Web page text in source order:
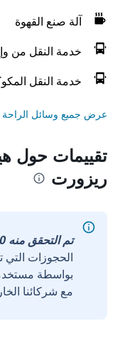
آلة صنع القهوة
خدمة النقل من
خدمة النقل
عرض جميع وسائل الراحة
تقييمات حول
ريزورت
تم التحقق منه 100%
الحجوزات التي
مع شركائنا